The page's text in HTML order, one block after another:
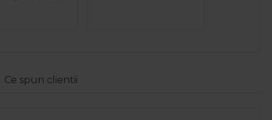
Ce spun clientii